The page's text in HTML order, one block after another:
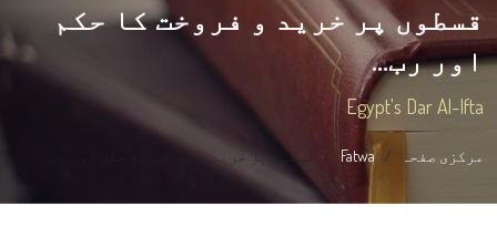
قسطوں پر خرید و فروخت کا حکم
اور رب...
Egypt's Dar Al-Ifta
مرکزی صفحہ Fatwa قسطوں پر خرید و فروخت کا حکم اور رب...